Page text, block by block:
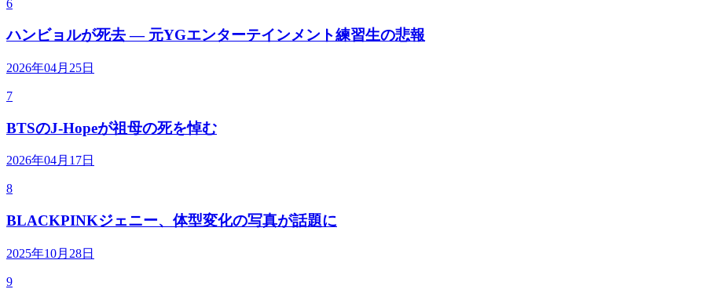
6
ハンビョルが死去 — 元YGエンターテインメント練習生の悲報
2026年04月25日
7
BTSのJ-Hopeが祖母の死を悼む
2026年04月17日
8
BLACKPINKジェニー、体型変化の写真が話題に
2025年10月28日
9